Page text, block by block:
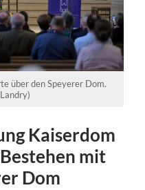
über den Speyerer Dom.
Kaiserdom
mit
Dom